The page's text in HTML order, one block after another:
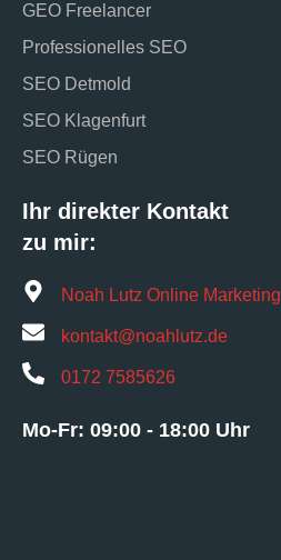
GEO Freelancer
Professionelles SEO
SEO Detmold
SEO Klagenfurt
SEO Rügen
Ihr direkter Kontakt
zu mir:
Noah Lutz Online Marketing
kontakt@noahlutz.de
0172 7585626
Mo-Fr: 09:00 - 18:00 Uhr